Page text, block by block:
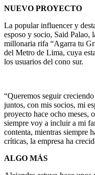
NUEVO PROYECTO
La popular influencer y
esposo y socio, Said Palao,
millonaria rifa “Agarra tu
del Metro de Lima, cuya
los usuarios del cono sur.
“Queremos seguir
juntos, con mis socios, mi
proyecto hace ocho meses,
siempre voy a incluir a mi
contenta, mientras siempre
críticas, la empresa ha
ALGO MÁS